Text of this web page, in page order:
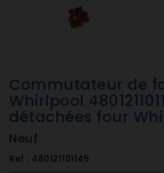
Commutateur de
Whirlpool
détachées four
Neuf
Ref : 480121101145